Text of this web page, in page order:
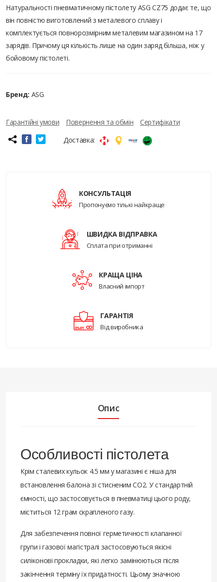
Натуральності пневматичному пістолету ASG CZ75 додає те, що
він повністю виготовлений з металевого сплаву і
комплектується повнорозмірним металевим магазином на 17
зарядів. Причому ця кількість лише на один заряд більша, ніж у
бойовому пістолеті.
Бренд: ASG
Гарантійні умови Повернення та обмін
Сертифікати
Доставка:
КОНСУЛЬТАЦІЯ
Пропонуємо тількі найкраще
ШВИДКА ВІДПРАВКА
Сплата при отриманні
КРАЩА ЦІНА
Власний імпорт
ГАРАНТІЯ
Від виробника
Опис
Особливості пістолета
Крім сталевих кульок 4.5 мм у магазині є ніша для
встановлення балона зі стисненим СО2. У стандартній
ємності, що застосовується в пневматиці цього роду,
міститься 12 грам скрапленого газу.
Для забезпечення повної герметичності клапанної
групи і газової магістралі застосовуються якісні
силіконові прокладки, які легко замінюються після
закінчення терміну їх придатності. Цьому значною